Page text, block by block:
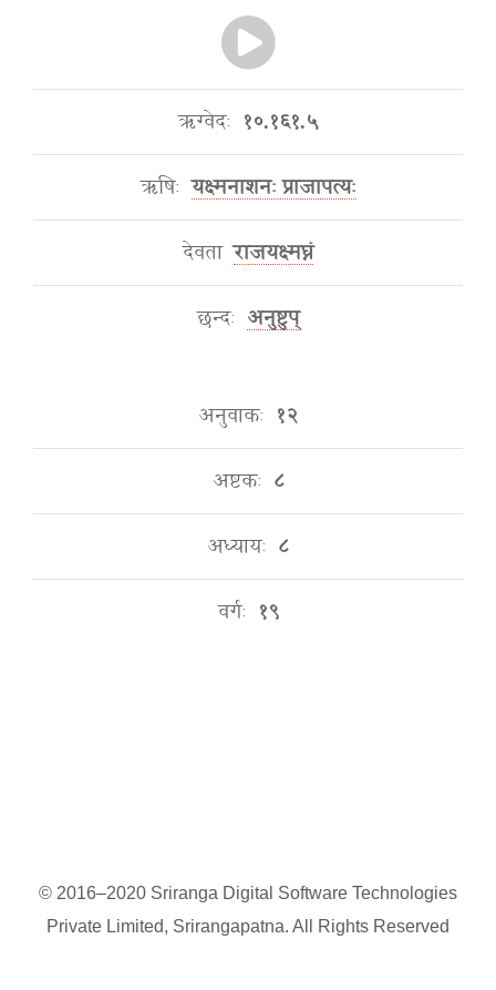
ऋग्वेदः १०.१६१.५
ऋषिः यक्ष्मनाशनः प्राजापत्यः
देवता राजयक्ष्मघ्नं
छन्दः अनुष्टुप्
अनुवाकः १२
अष्टकः ८
अध्यायः ८
वर्गः १९
© 2016–2020 Sriranga Digital Software Technologies
Private Limited, Srirangapatna. All Rights Reserved